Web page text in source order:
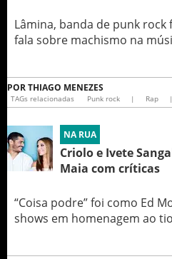
Lâmina, banda de punk
fala sobre machismo na
PORTHIAGO MENEZES
TAGs relacionadas Punk rock | Rap |
NA RUA
Criolo e Ivete
Maia com críticas
“Coisa podre” foi como Ed
shows em homenagem ao tio